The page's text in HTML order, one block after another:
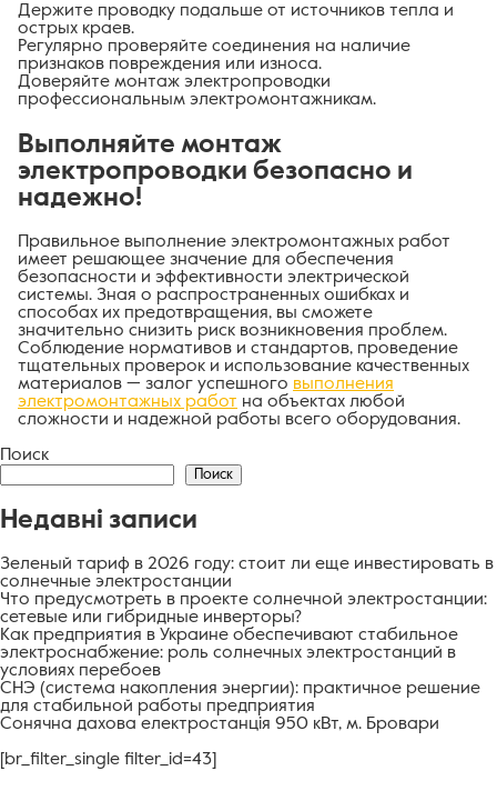
Держите проводку подальше от источников тепла и
острых краев.
Регулярно проверяйте соединения на наличие
признаков повреждения или износа.
Доверяйте монтаж электропроводки
профессиональным электромонтажникам.
Выполняйте монтаж
электропроводки безопасно и
надежно!
Правильное выполнение электромонтажных работ
имеет решающее значение для обеспечения
безопасности и эффективности электрической
системы. Зная о распространенных ошибках и
способах их предотвращения, вы сможете
значительно снизить риск возникновения проблем.
Соблюдение нормативов и стандартов, проведение
тщательных проверок и использование качественных
материалов — залог успешного выполнения
электромонтажных работ на объектах любой
сложности и надежной работы всего оборудования.
Поиск
Поиск
Недавні записи
Зеленый тариф в 2026 году: стоит ли еще инвестировать в
солнечные электростанции
Что предусмотреть в проекте солнечной электростанции:
сетевые или гибридные инверторы?
Как предприятия в Украине обеспечивают стабильное
электроснабжение: роль солнечных электростанций в
условиях перебоев
СНЭ (система накопления энергии): практичное решение
для стабильной работы предприятия
Сонячна дахова електростанція 950 кВт, м. Бровари
[br_filter_single filter_id=43]